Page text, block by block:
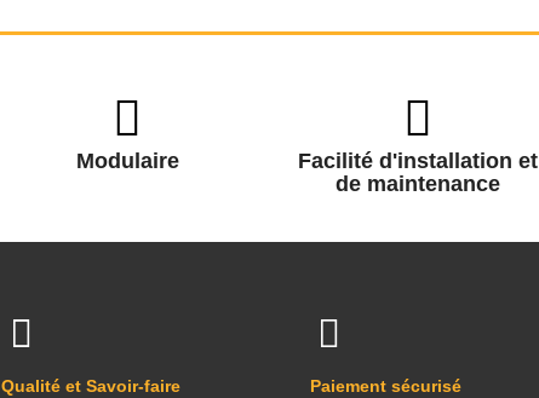
Modulaire
Facilité d'installation et
de maintenance
Qualité et Savoir-faire Paiement sécurisé